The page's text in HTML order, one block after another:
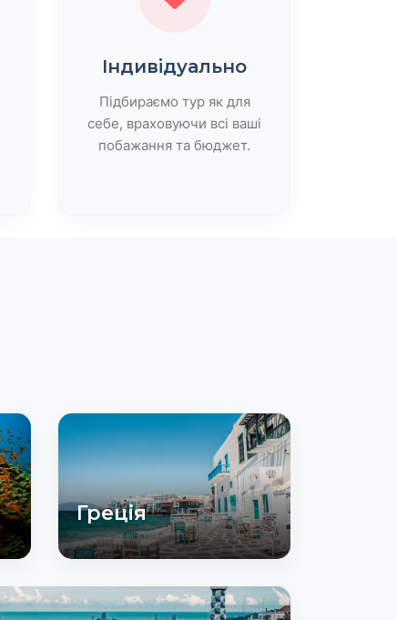
Індивідуально
Підбираємо тур як для
себе, враховуючи всі ваші
побажання та бюджет.
Греція